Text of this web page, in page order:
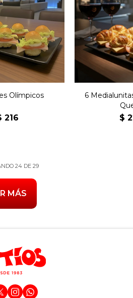
olímpicos
queso,
huevo
y
Olímpicos
216
Seis
copetín con
y
6
$
24DE 29
MÁS
 